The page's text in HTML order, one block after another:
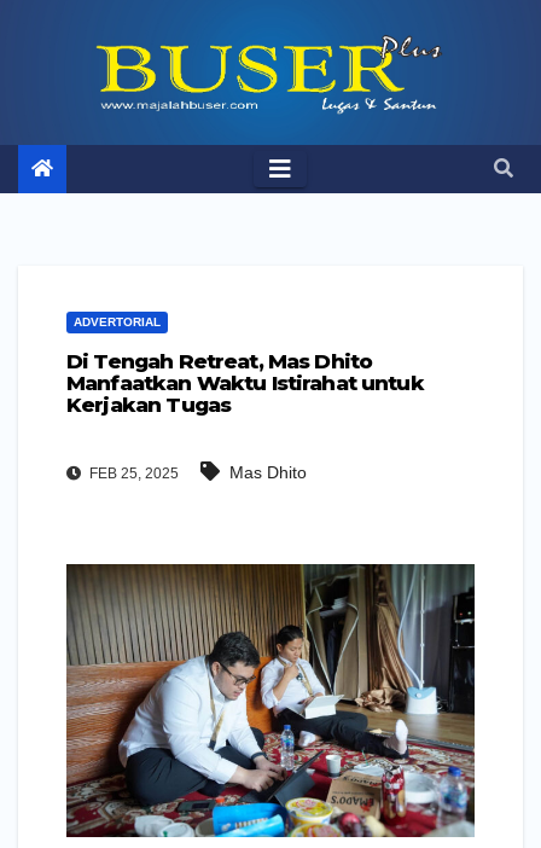
ADVERTORIAL
Di Tengah Retreat, Mas Dhito
Manfaatkan Waktu Istirahat untuk
Kerjakan Tugas
FEB 25, 2025 Mas Dhito